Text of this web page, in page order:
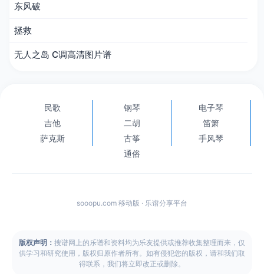
东风破
拯救
无人之岛 C调高清图片谱
民歌 钢琴
电子琴
吉他
二胡
笛箫
萨克斯
古筝
手风琴
通俗
sooopu.com 移动版 · 乐谱分享平台
版权声明： 搜谱网上的乐谱和资料均为乐友提供或推荐收集整理而来，仅
供学习和研究使用，版权归原作者所有。如有侵犯您的版权，请和我们取
得联系，我们将立即改正或删除。